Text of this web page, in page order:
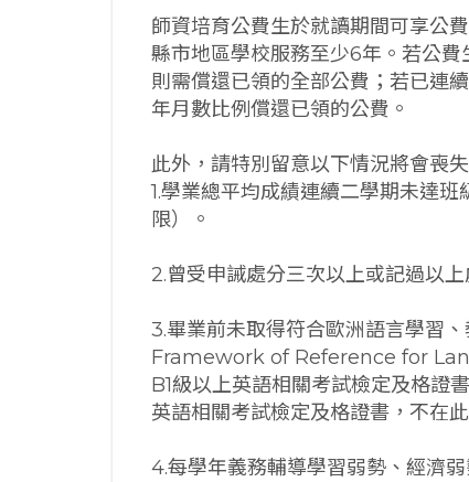
師資培育公費生於就讀期間可享公
縣市地區學校服務至少6年。若公
則需償還已領的全部公費；若已連
年月數比例償還已領的公費。
此外，請特別留意以下情況將會喪
1.學業總平均成績連續二學期未達
限）。
2.曾受申誡處分三次以上或記過以上
3.畢業前未取得符合歐洲語言學習
Framework of Reference for
B1級以上英語相關考試檢定及格證
英語相關考試檢定及格證書，不在此
4.每學年義務輔導學習弱勢、經濟